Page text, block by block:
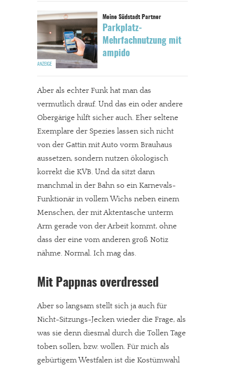
Parkplatz-
Mehrfachnutzung mit
ampido
Aber als echter Funk hat man das
vermutlich drauf. Und das ein oder andere
Obergärige hilft sicher auch. Eher seltene
Exemplare der Spezies lassen sich nicht
von der Gattin mit Auto vorm Brauhaus
aussetzen, sondern nutzen ökologisch
korrekt die KVB. Und da sitzt dann
manchmal in der Bahn so ein Karnevals-
Funktionär in vollem Wichs neben einem
Menschen, der mit Aktentasche unterm
Arm gerade von der Arbeit kommt, ohne
dass der eine vom anderen groß Notiz
nähme. Normal. Ich mag das.
Mit Pappnas overdressed
Aber so langsam stellt sich ja auch für
Nicht-Sitzungs-Jecken wieder die Frage, als
was sie denn diesmal durch die Tollen Tage
toben sollen, bzw. wollen. Für mich als
gebürtigem Westfalen ist die Kostümwahl